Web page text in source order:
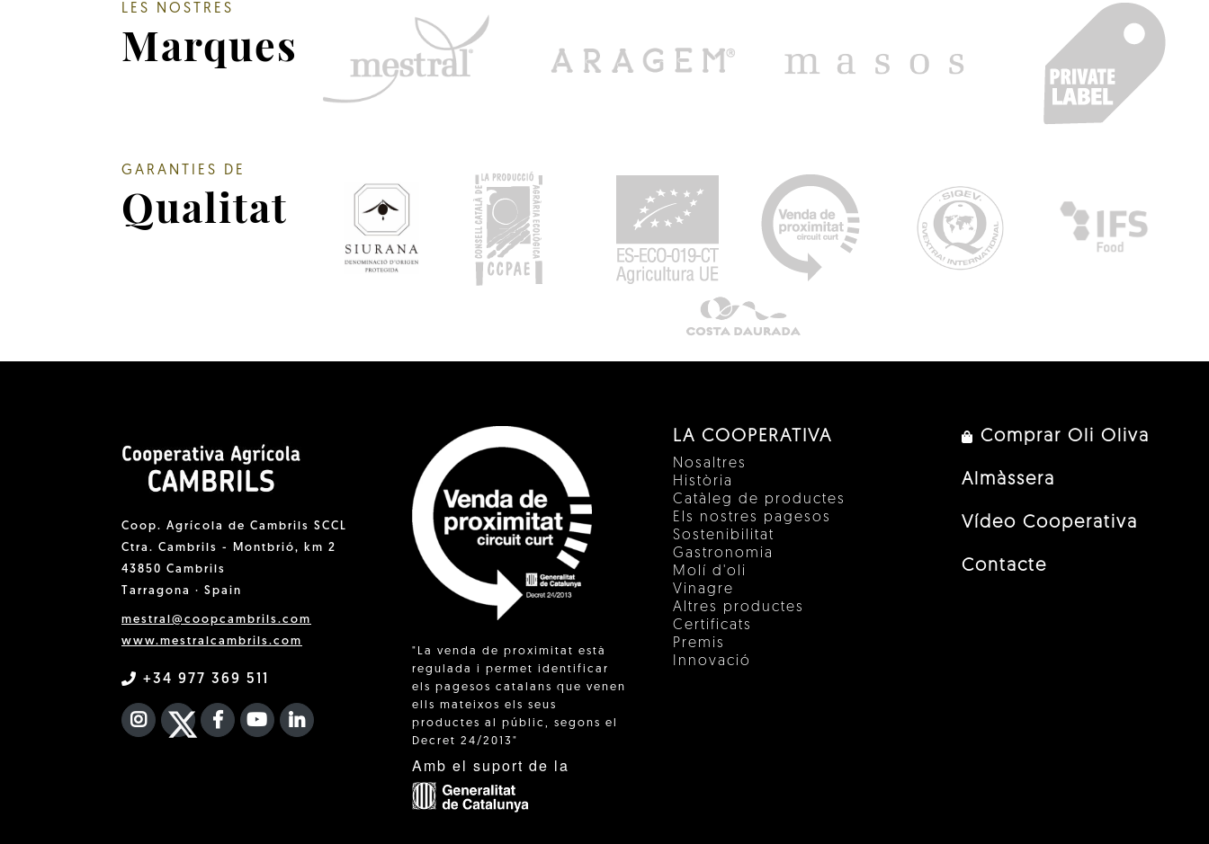
LES NOSTRES
Marques
GARANTIES DE
Qualitat
Coop. Agrícola de Cambrils SCCL
Ctra. Cambrils - Montbrió, km 2
43850 Cambrils
Tarragona · Spain
mestral@coopcambrils.com
www.mestralcambrils.com
+34 977 369 511
INSTAGRAM
TWITTER
FACEBOOK F
YOUTUBEFA LINKEDIN IN
"La venda de proximitat està
regulada i permet identificar
els pagesos catalans que venen
ells mateixos els seus
productes al públic, segons el
Decret 24/2013"
Amb el suport de la
LA COOPERATIVA
Nosaltres
Història
Catàleg de productes
Els nostres pagesos
Sostenibilitat
Gastronomia
Molí d'oli
Vinagre
Altres productes
Certificats
Premis
Innovació
Comprar Oli Oliva
Almàssera
Vídeo Cooperativa
Contacte